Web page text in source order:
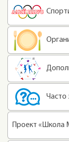
Часто
Проект «Школа